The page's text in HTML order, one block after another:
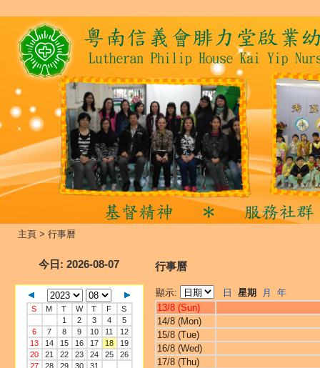
主頁 > 行事曆
今日 : 2026-08-07
S M T W T F
S
1
2 3 4
5
6
7 8 9 10 11
12
13
14 15 16 17 18
19
20
21 22 23 24 25
26
27
28 29 30 31
行事曆
顯示: 日 星期 月
年
13/8 (Sun)
14/8 (Mon)
15/8 (Tue)
16/8 (Wed)
17/8 (Thu)